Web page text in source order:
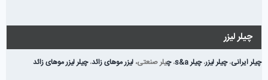
چیلر لیزر
چیلر ایرانی،چیلر لیزر،چیلر s&a ،چیلر صنعتی، لیزر موهای زائد،چیلر لیزر موهای زائد